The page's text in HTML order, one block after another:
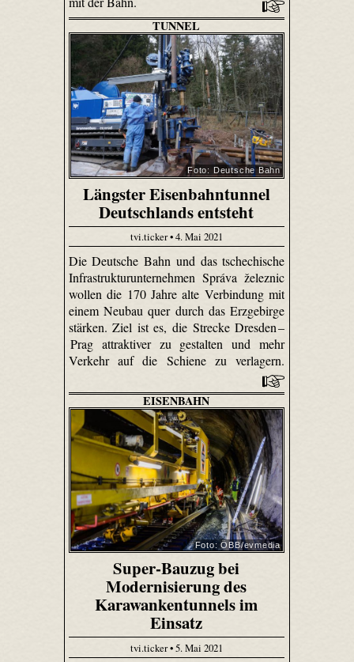
TUNNEL
Foto: Deutsche Bahn
Längster Eisenbahntunnel
Deutschlands entsteht
tvi.ticker • 4. Mai 2021
Die Deutsche Bahn und das tschechische
Infrastrukturunternehmen Správa železnic
wollen die 170 Jahre alte Verbindung mit
einem Neubau quer durch das Erzgebirge
stärken. Ziel ist es, die Strecke Dresden –
Prag attraktiver zu gestalten und mehr
Verkehr auf die Schiene zu verlagern.
EISENBAHN
Foto: ÖBB/evmedia
Super-Bauzug bei
Modernisierung des
Karawankentunnels im
Einsatz
tvi.ticker • 5. Mai 2021